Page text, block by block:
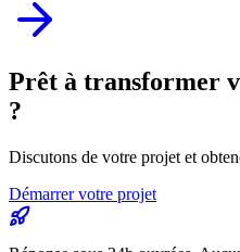
Prêt à transformer
?
Discutons de votre projet et
Démarrer votre projet